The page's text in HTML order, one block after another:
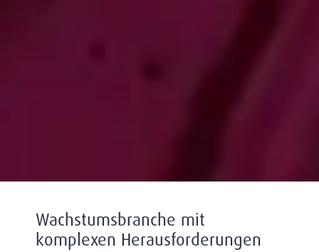
Wachstumsbranche mit
komplexen Herausforderungen